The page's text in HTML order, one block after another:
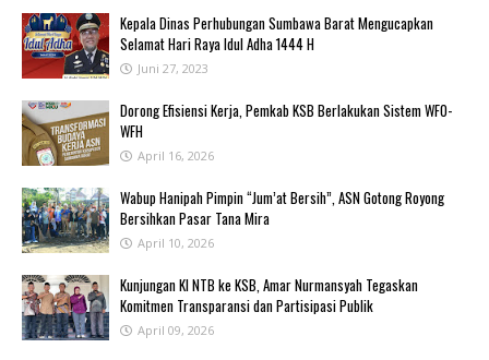
Kepala Dinas Perhubungan Sumbawa Barat Mengucapkan
Selamat Hari Raya Idul Adha 1444 H
Juni 27, 2023
‎Dorong Efisiensi Kerja, Pemkab KSB Berlakukan Sistem WFO-
WFH ‎
April 16, 2026
Wabup Hanipah Pimpin “Jum’at Bersih”, ASN Gotong Royong
Bersihkan Pasar Tana Mira
April 10, 2026
Kunjungan KI NTB ke KSB, Amar Nurmansyah Tegaskan
Komitmen Transparansi dan Partisipasi Publik
April 09, 2026